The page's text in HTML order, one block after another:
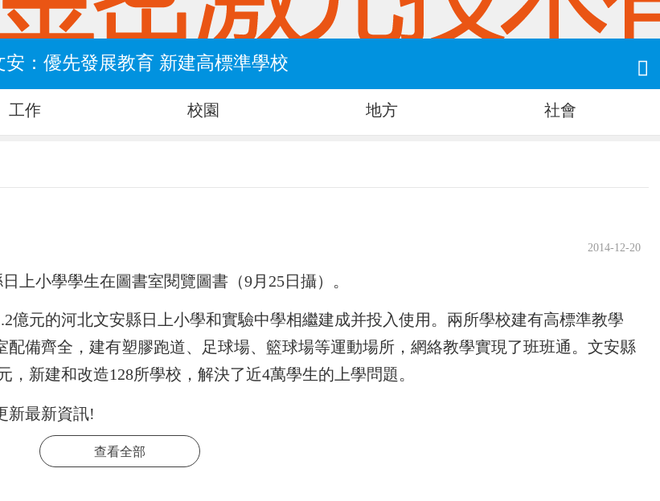
安：優先發展教育 新建高標準學校 
工作 校園 地方 社會
2014-12-20
上小學學生在圖書室閱覽圖書（9月25日攝）。
億元的河北文安縣日上小學和實驗中學相繼建成并投入使用。兩所學校建有高標準教學
備齊全，建有塑膠跑道、足球場、籃球場等運動場所，網絡教學實現了班班通。文安縣
新建和改造128所學校，解決了近4萬學生的上學問題。
新最新資訊!
查看全部